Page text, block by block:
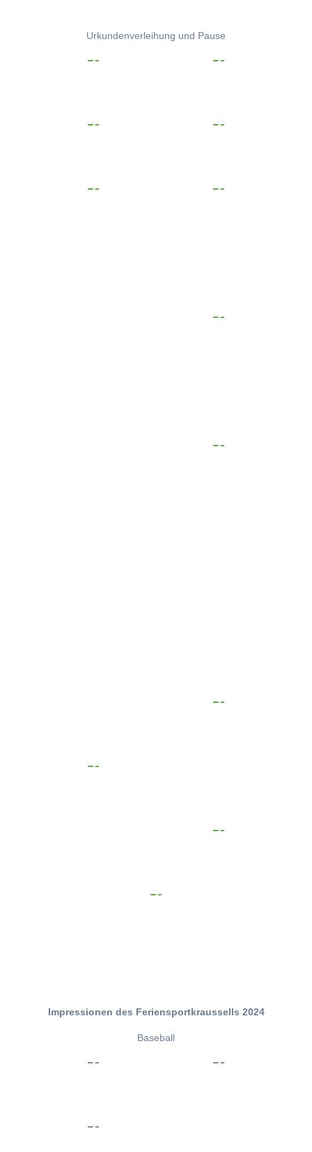
Urkundenverleihung und Pause
Impressionen des Feriensportkraussells 2024
Baseball